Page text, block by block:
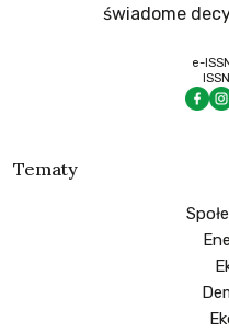
świadome
e-
Tematy